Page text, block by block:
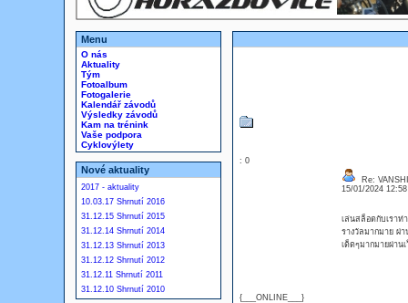
Menu
O nás
Aktuality
Tým
Fotoalbum
Fotogalerie
Kalendář závodů
Výsledky závodů
Kam na trénink
Vaše podpora
Cyklovýlety
Nové aktuality
2017 - aktuality
10.03.17 Shrnutí 2016
31.12.15 Shrnutí 2015
31.12.14 Shrnutí 2014
31.12.13 Shrnutí 2013
31.12.12 Shrnutí 2012
31.12.11 Shrnutí 2011
31.12.10 Shrnutí 2010
: 0
{___ONLINE___}
Re:
15/01/2024
เล่นสล็อตกับเราท่
รางวัลมากมาย ผ่
เด็ดๆมากมายผ่าน